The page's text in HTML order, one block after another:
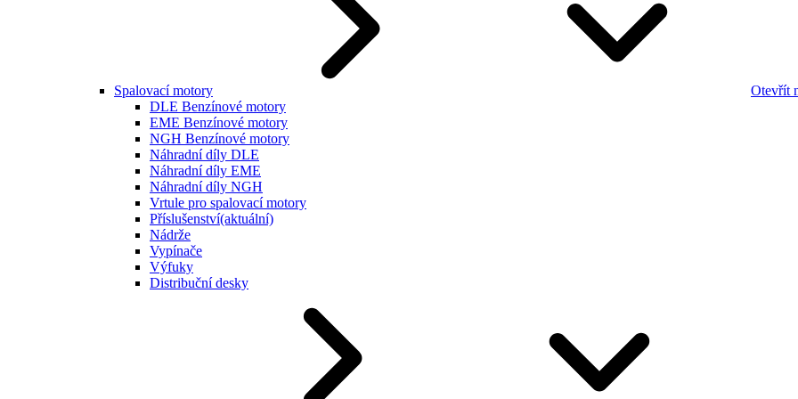
Spalovací motory
Otevřít
DLE Benzínové motory
EME Benzínové motory
NGH Benzínové motory
Náhradní díly DLE
Náhradní díly EME
Náhradní díly NGH
Vrtule pro spalovací motory
Příslušenství(aktuální)
Nádrže
Vypínače
Výfuky
Distribuční desky